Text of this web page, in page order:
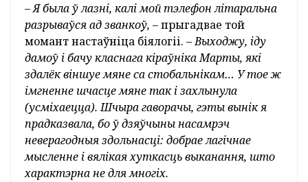
– Я была ў лазні, калі мой тэлефон літаральна
разрываўся ад званкоў, –прыгадвае той
момант настаўніца біялогіі. –Выходжу, іду
дамоў і бачу класнага кіраўніка Марты, які
здалёк віншуе мяне са стобальнікам… У тое ж
імгненне шчасце мяне так і захлынула
(усміхаецца). Шчыра гаворачы, гэты вынік я
прадказвала, бо ў дзяўчыны насамрэч
неверагодныя здольнасці: добрае лагічнае
мысленне і вялікая хуткасць выканання, што
характэрна не для многіх.